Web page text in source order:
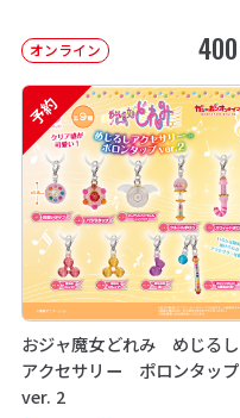
オンライン 400
予約
おジャ魔女どれみ めじるし
アクセサリー ポロンタップ
ver. 2